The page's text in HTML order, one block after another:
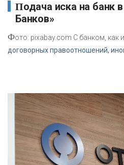
Подача иска на банк в суд - «Новости
Банков»
Фото: pixabay.com С банком, как
договорных правоотношений,